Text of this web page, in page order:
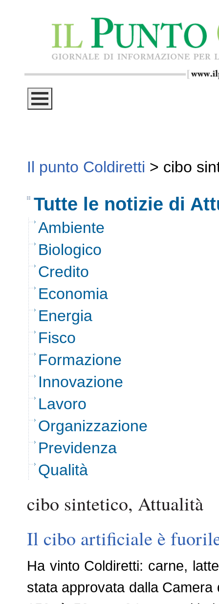
Il punto Coldiretti > cibo
Tutte le notizie di
Ambiente
Biologico
Credito
Economia
Energia
Fisco
Formazione
Innovazione
Lavoro
Organizzazione
Previdenza
Qualità
cibo sintetico, Attualità
Il cibo artificiale è
Ha vinto Coldiretti: carne,
stata approvata dalla